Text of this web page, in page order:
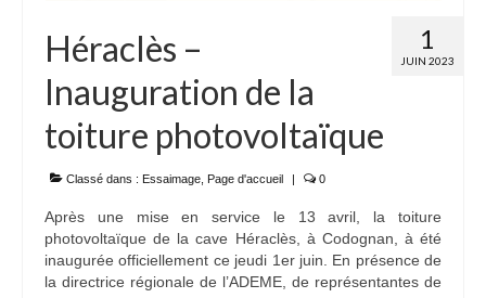
1
JUIN 2023
Héraclès –
Inauguration de la
toiture photovoltaïque
Classé dans : Essaimage Page d'accueil | 0
Après une mise en service le 13 avril, la toiture
photovoltaïque de la cave Héraclès, à Codognan, à été
inaugurée officiellement ce jeudi 1er juin. En présence de
la directrice régionale de l’ADEME, de représentantes de